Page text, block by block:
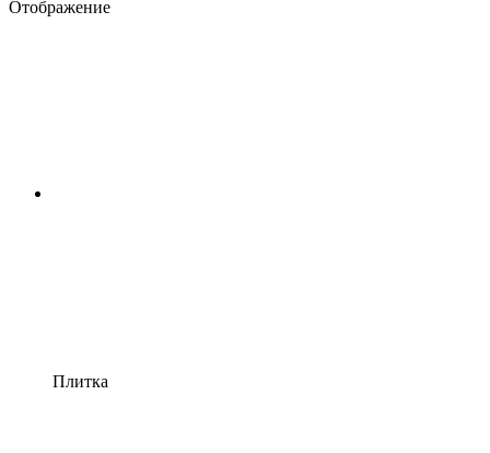
Отображение
Плитка